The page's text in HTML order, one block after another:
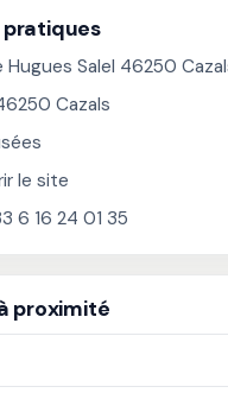
Hugues Salel 46250
Cazals
le site
6 16 24 01 35
proximité